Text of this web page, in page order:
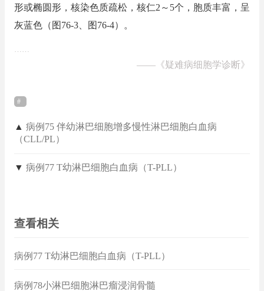
形或椭圆形，核染色质疏松，核仁2～5个，胞质丰富，呈
灰蓝色（图76-3、图76-4）。
……
—— 《疑难病细胞学诊断》
▲ 病例75 伴幼淋巴细胞增多慢性淋巴细胞白血病
（CLL/PL）
▼ 病例77 T幼淋巴细胞白血病（T-PLL）
查看相关
病例77 T幼淋巴细胞白血病（T-PLL）
病例78小淋巴细胞淋巴瘤浸润骨髓